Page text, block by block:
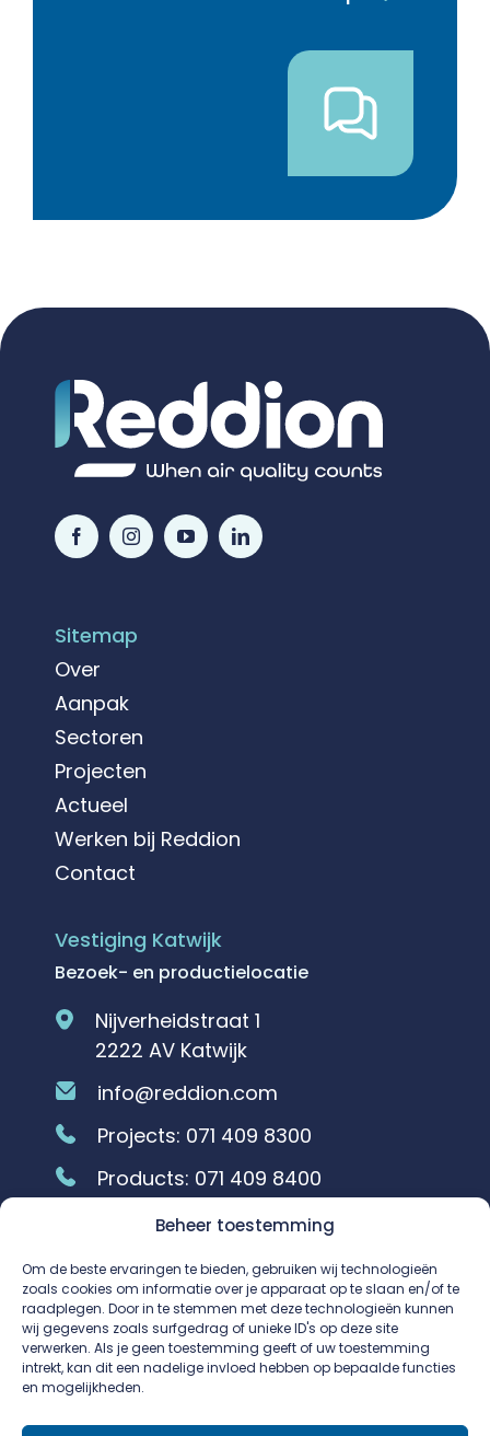
Beheer toestemming
Om de beste ervaringen te bieden, gebruiken wij technologieën
zoals cookies om informatie over je apparaat op te slaan en/of te
raadplegen. Door in te stemmen met deze technologieën kunnen
wij gegevens zoals surfgedrag of unieke ID's op deze site
verwerken. Als je geen toestemming geeft of uw toestemming
intrekt, kan dit een nadelige invloed hebben op bepaalde functies
en mogelijkheden.
Sitemap
Over
Aanpak
Sectoren
Projecten
Actueel
Werken bij Reddion
Contact
Vestiging Katwijk
Bezoek- en productielocatie
Nijverheidstraat 1
2222 AV Katwijk
info@reddion.com
Projects: 071 409 8300
Products: 071 409 8400
Bezoeklocatie
Huisbergenweg 8
5249 JR Rosmalen